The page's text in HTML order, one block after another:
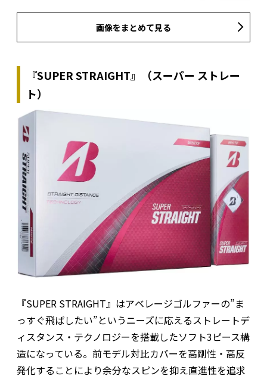
画像をまとめて見る
『SUPER STRAIGHT』（スーパー ストレー
ト）
『SUPER STRAIGHT』はアベレージゴルファーの”ま
っすぐ飛ばしたい”というニーズに応えるストレートデ
ィスタンス・テクノロジーを搭載したソフト3ピース構
造になっている。前モデル対比カバーを高剛性・高反
発化することにより余分なスピンを抑え直進性を追求